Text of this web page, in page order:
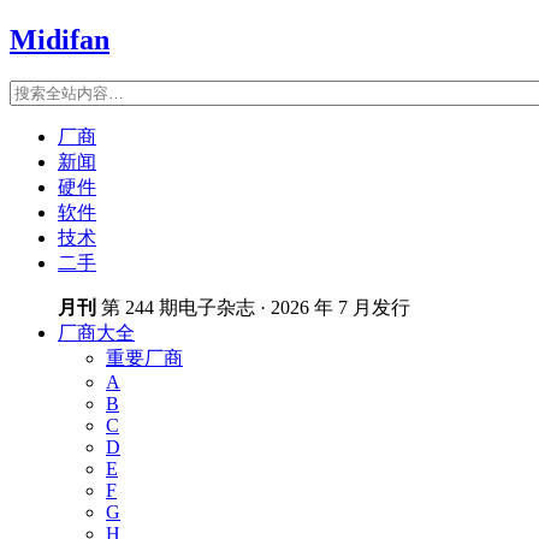
Midifan
厂商
新闻
硬件
软件
技术
二手
月刊 第 244 期电子杂志 · 2026 年 7 月发行
厂商大全
重要厂商
A
B
C
D
E
F
G
H